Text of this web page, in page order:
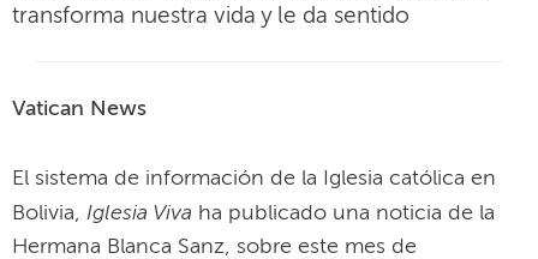
transforma nuestra vida y le da sentido
Vatican News
El sistema de información de la Iglesia católica en
Bolivia, Iglesia Viva ha publicado una noticia de la
Hermana Blanca Sanz, sobre este mes de